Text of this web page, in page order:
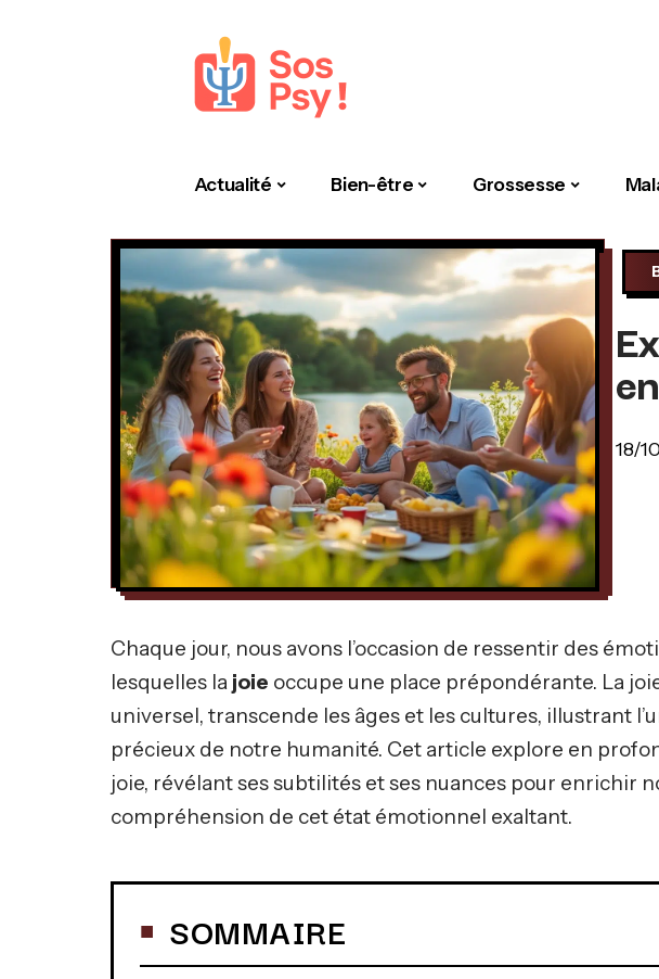
Actualité Bien-être Grossesse
18/
Chaque jour, nous avons l’occasion de ressentir des
lesquelles la joie occupe une place prépondérante. La
universel, transcende les âges et les cultures, illustrant
précieux de notre humanité. Cet article explore en
joie, révélant ses subtilités et ses nuances pour enrichir
compréhension de cet état émotionnel exaltant.
SOMMAIRE